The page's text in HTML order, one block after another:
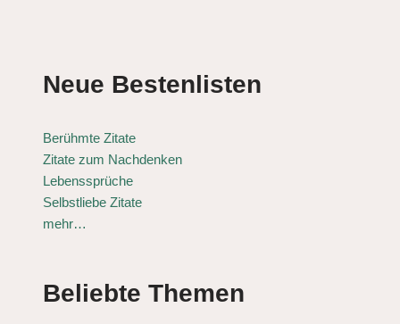
Neue Bestenlisten
Berühmte Zitate
Zitate zum Nachdenken
Lebenssprüche
Selbstliebe Zitate
mehr…
Beliebte Themen